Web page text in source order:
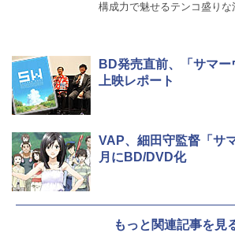
構成力で魅せるテンコ盛りな
BD発売直前、「サマー
上映レポート
VAP、細田守監督「サ
月にBD/DVD化
もっと関連記事を見